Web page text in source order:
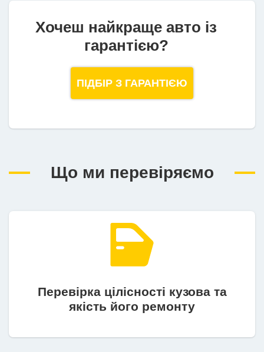
Хочеш найкраще авто із
гарантією?
ПІДБІР З ГАРАНТІЄЮ
Що ми перевіряємо
Перевірка цілісності кузова та
якість його ремонту